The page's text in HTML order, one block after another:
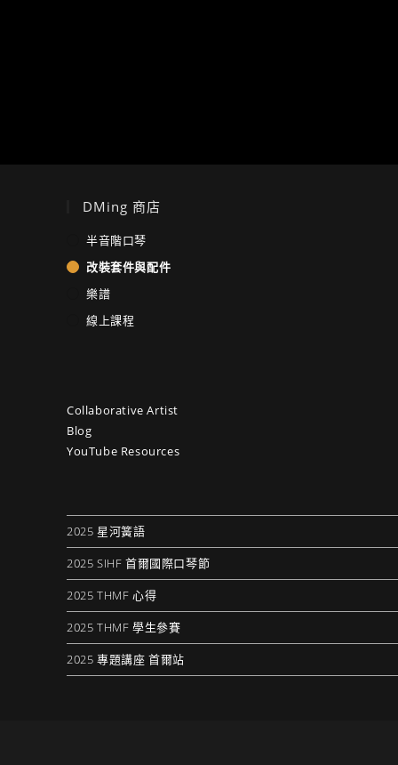
DMing 商店
半音階口琴
改裝套件與配件
樂譜
線上課程
Collaborative Artist
Blog
YouTube Resources
2025 星河簧語
2025 SIHF 首爾國際口琴節
2025 THMF 心得
2025 THMF 學生參賽
2025 專題講座 首爾站